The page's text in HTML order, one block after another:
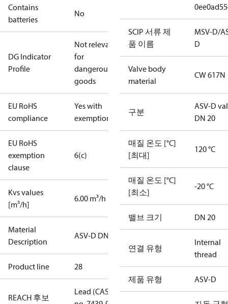
Contains
batteries
No
DG Indicator
Profile
Not relevant
for
dangerous
goods
EU RoHS
compliance
Yes with
exemptions
EU RoHS
exemption
clause
6(c)
Kvs values
[m³/h]
6.00 m³/h
Material
Description
ASV-D DN20
Product line 28
REACH 후보
Lead (CAS
SCIP 서류 제
품 이름
MSV-D/
D
Valve body
material
CW 617N
구분
ASV-D
DN 20
매질 온도 [°C]
[최대]
120 °C
매질 온도 [°C]
[최소]
-20 °C
밸브 크기 DN 20
연결 유형
Internal
thread
제품 유형 ASV-D